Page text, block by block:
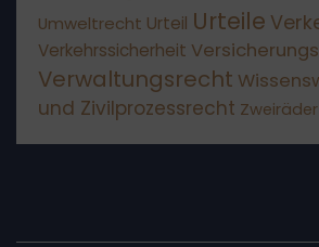
Umweltrecht Urteil Urteile
Verkehrssicherheit
Verwaltungsrecht
und Zivilprozessrecht Zweiräder